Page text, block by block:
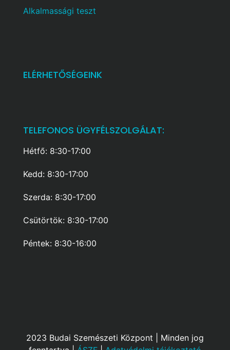
Alkalmassági teszt
ELÉRHETŐSÉGEINK
TELEFONOS ÜGYFÉLSZOLGÁLAT:
Hétfő: 8:30-17:00
Kedd: 8:30-17:00
Szerda: 8:30-17:00
Csütörtök: 8:30-17:00
Péntek: 8:30-16:00
2023 Budai Szemészeti Központ | Minden jog